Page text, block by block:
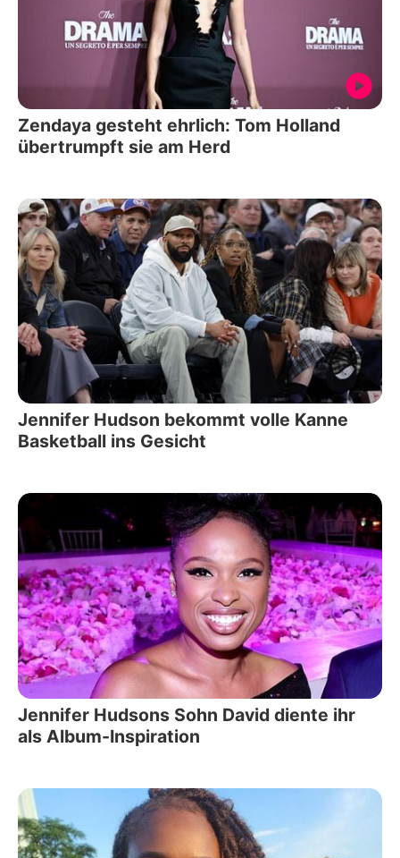
Zendaya gesteht ehrlich: Tom Holland
übertrumpft sie am Herd
Jennifer Hudson bekommt volle Kanne
Basketball ins Gesicht
Jennifer Hudsons Sohn David diente ihr
als Album-Inspiration